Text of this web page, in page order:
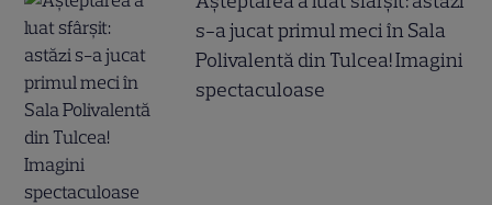
s-a jucat primul meci în Sala
Polivalentă din Tulcea! Imagini
spectaculoase